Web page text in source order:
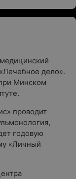
дело».
Минском
проводит
годовую
«Личный